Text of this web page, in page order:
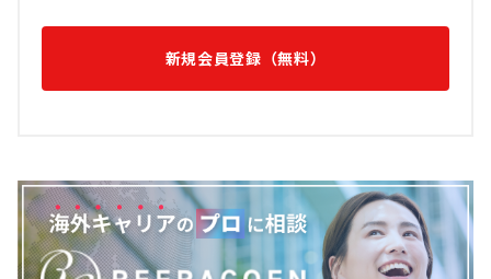
新規会員登録（無料）